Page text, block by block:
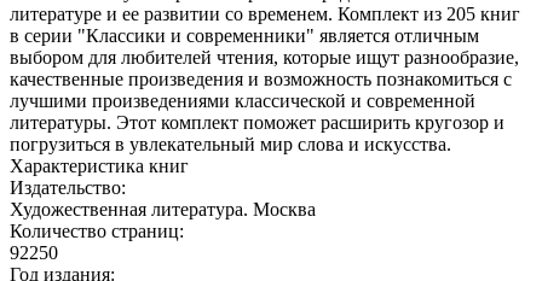
литературе и ее развитии со временем. Комплект из 205 книг
в серии "Классики и современники" является отличным
выбором для любителей чтения, которые ищут разнообразие,
качественные произведения и возможность познакомиться с
лучшими произведениями классической и современной
литературы. Этот комплект поможет расширить кругозор и
погрузиться в увлекательный мир слова и искусства.
Характеристика книг
Издательство:
Художественная литература. Москва
Количество страниц:
92250
Год издания: